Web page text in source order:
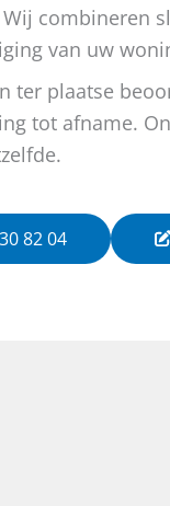
combineren
van uw
ter plaatse
tot afname.
82 04